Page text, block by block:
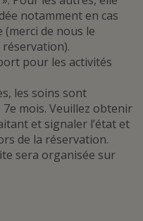
notamment en cas
de nous le
pour les activités
les soins sont
mois. Veuillez obtenir
et signaler l’état et
de la réservation.
sera organisée sur